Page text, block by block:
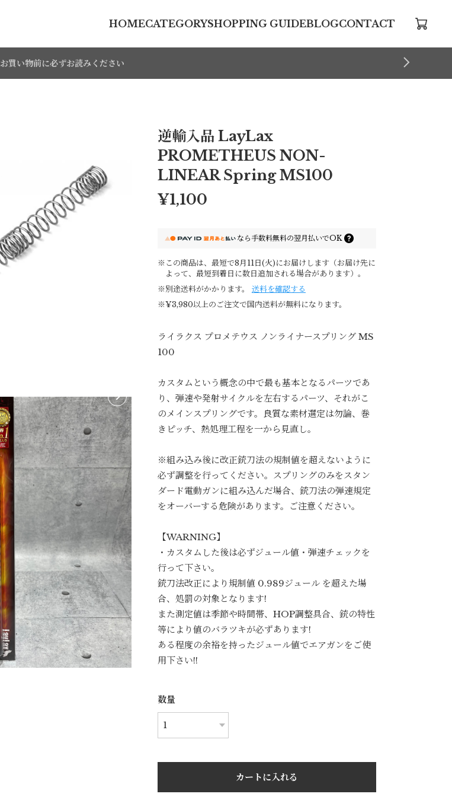
HOMECATEGORYSHOPPING GUIDEBLOGCONTACT
お買い物前に必ずお読みください
逆輸入品 LayLax
PROMETHEUS NON-
LINEAR Spring MS100
¥1,100
なら手数料無料の翌月払いでOK
※この商品は、最短で8月11日(火)にお届けします（お届け先に
よって、最短到着日に数日追加される場合があります）。
※別途送料がかかります。
送料を確認する
※¥3,980以上のご注文で国内送料が無料になります。
ライラクス プロメテウス ノンライナースプリング MS
100
カスタムという概念の中で最も基本となるパーツであ
り、弾速や発射サイクルを左右するパーツ、それがこ
のメインスプリングです。良質な素材選定は勿論、巻
きピッチ、熱処理工程を一から見直し。
※組み込み後に改正銃刀法の規制値を超えないように
必ず調整を行ってください。スプリングのみをスタン
ダード電動ガンに組み込んだ場合、銃刀法の弾速規定
をオーバーする危険があります。ご注意ください。
【WARNING】
・カスタムした後は必ずジュール値・弾速チェックを
行って下さい。
銃刀法改正により規制値 0.989ジュール を超えた場
合、処罰の対象となります!
また測定値は季節や時間帯、HOP調整具合、銃の特性
等により値のバラツキが必ずあります!
ある程度の余裕を持ったジュール値でエアガンをご使
用下さい!!
数量
カートに入れる